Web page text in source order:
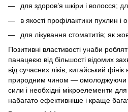
для здоров’я шкіри і волосся;
в якості профілактики пухлин і
для лікування стоматитів; як
Позитивні властивості унаби
панацеєю від більшості відомих
від сучасних ліків, китайський
природним чином — омолоджуючи
сили і необхідні мікроелементи
набагато ефективніше і краще